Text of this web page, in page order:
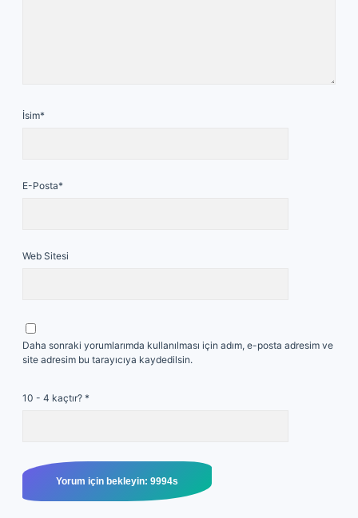
İsim*
E-Posta*
Web Sitesi
Daha sonraki yorumlarımda kullanılması için adım, e-posta adresim ve
site adresim bu tarayıcıya kaydedilsin.
10 - 4 kaçtır? *